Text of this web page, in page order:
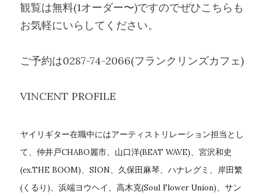
観覧は無料(1オーダー〜)ですのでぜひこちらも
お気軽にいらしてください。
ご予約は0287-74-2066(フランクリンズカフェ)
VINCENT PROFILE
ヤイリギター在職中にはアーティストリレーション担当とし
て、仲井戸CHABO麗市、山口洋(BEAT WAVE)、宮沢和史
(ex.THE BOOM)、SION、久保田麻琴、ハナレグミ、岸田繁
(くるり)、浜端ヨウヘイ、高木克(Soul Flower Union)、サン